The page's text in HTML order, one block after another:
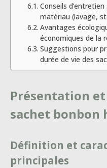
Conseils d’entretien
matériau (lavage,
Avantages
économiques de la
Suggestions pour
durée de vie des
Présentation
sachet bonbon
Définition et
principales